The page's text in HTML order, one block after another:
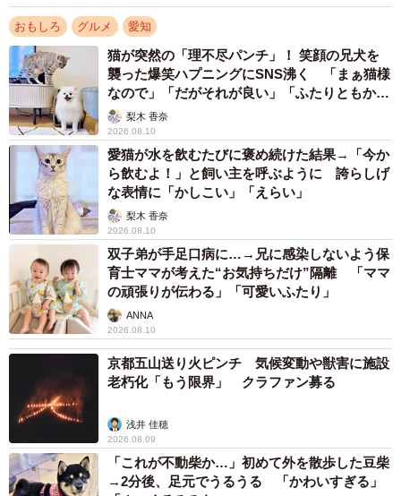
おもしろ グルメ 愛知
猫が突然の「理不尽パンチ」！ 笑顔の兄犬を
襲った爆笑ハプニングにSNS沸く 「まぁ猫様
なので」「だがそれが良い」「ふたりともかわ
いいね」
梨木 香奈
2026.08.10
愛猫が水を飲むたびに褒め続けた結果→「今か
ら飲むよ！」と飼い主を呼ぶように 誇らしげ
な表情に「かしこい」「えらい」
梨木 香奈
2026.08.10
双子弟が手足口病に…→兄に感染しないよう保
育士ママが考えた“お気持ちだけ”隔離 「ママ
の頑張りが伝わる」「可愛いふたり」
ANNA
2026.08.10
京都五山送り火ピンチ 気候変動や獣害に施設
老朽化「もう限界」 クラファン募る
浅井 佳穂
2026.08.09
「これが不動柴か…」初めて外を散歩した豆柴
→2分後、足元でうるうる 「かわいすぎる」